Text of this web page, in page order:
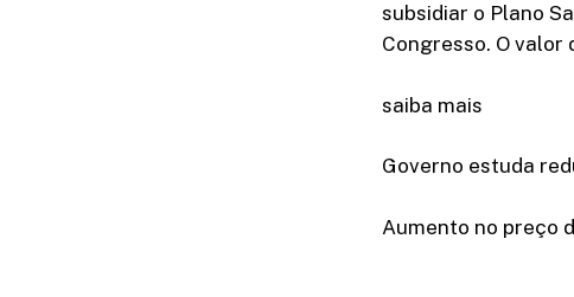
subsidiar o Plano
Congresso. O valor
saiba mais
Governo estuda
Aumento no preço